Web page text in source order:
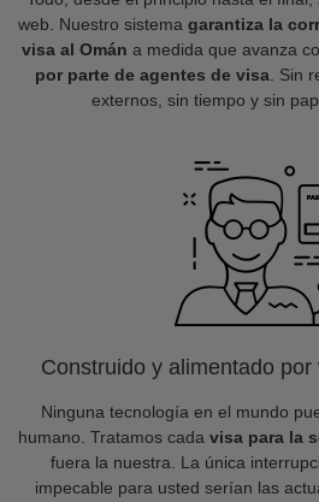
web. Nuestro sistema garantiza la
visa al Omán a medida que avanza
por parte de agentes de visa . Sin
externos, sin tiempo y sin
Construido y alimentado
Ninguna tecnología en el mundo
humano. Tratamos cada visa para la
fuera la nuestra. La única
impecable para usted serían las